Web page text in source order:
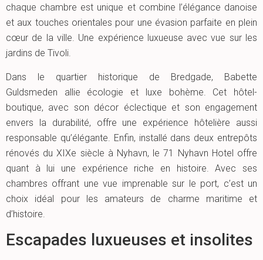
chaque chambre est unique et combine l’élégance danoise
et aux touches orientales pour une évasion parfaite en plein
cœur de la ville. Une expérience luxueuse avec vue sur les
jardins de Tivoli.
Dans le quartier historique de Bredgade, Babette
Guldsmeden allie écologie et luxe bohème. Cet hôtel-
boutique, avec son décor éclectique et son engagement
envers la durabilité, offre une expérience hôtelière aussi
responsable qu’élégante. Enfin, installé dans deux entrepôts
rénovés du XIXe siècle à Nyhavn, le 71 Nyhavn Hotel offre
quant à lui une expérience riche en histoire. Avec ses
chambres offrant une vue imprenable sur le port, c’est un
choix idéal pour les amateurs de charme maritime et
d’histoire.
Escapades luxueuses et insolites